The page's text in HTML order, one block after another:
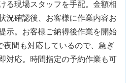
る現場スタッフを手配。金額相
況確認後、お客様に作業内容お
示。お客様ご納得後作業を開始
夜間も対応しているので、急ぎ
対応。時間指定の予約作業も可